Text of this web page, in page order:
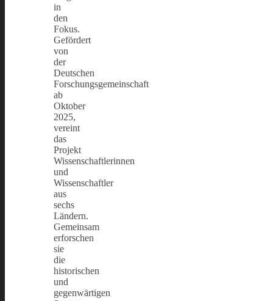
in
den
Fokus.
Gefördert
von
der
Deutschen
Forschungsgemeinschaft
ab
Oktober
2025,
vereint
das
Projekt
Wissenschaftlerinnen
und
Wissenschaftler
aus
sechs
Ländern.
Gemeinsam
erforschen
sie
die
historischen
und
gegenwärtigen